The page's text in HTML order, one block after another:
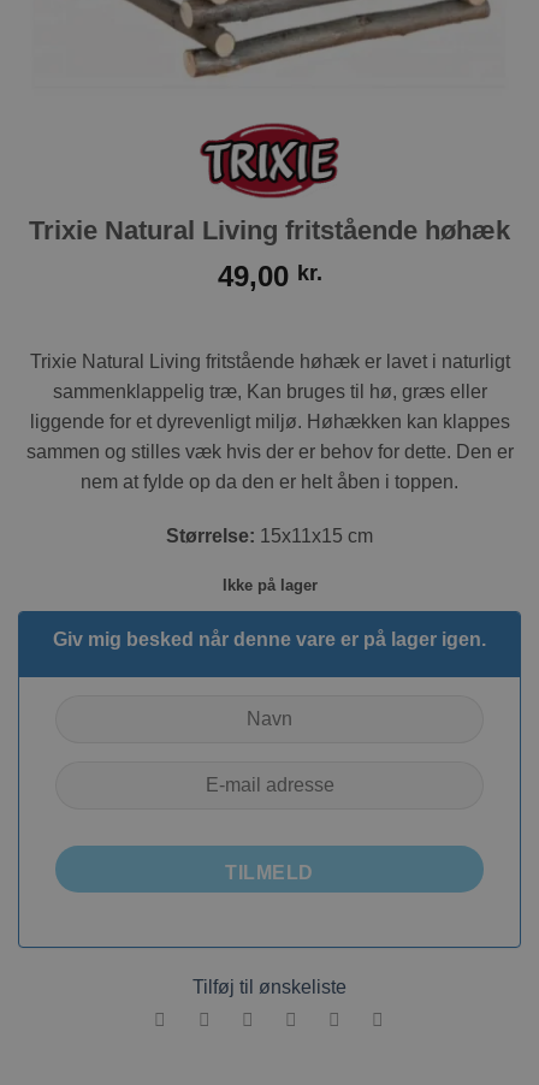
Trixie Natural Living fritstående høhæk
49,00 kr.
Trixie Natural Living fritstående høhæk er lavet i naturligt
sammenklappelig træ, Kan bruges til hø, græs eller
liggende for et dyrevenligt miljø. Høhækken kan klappes
sammen og stilles væk hvis der er behov for dette. Den er
nem at fylde op da den er helt åben i toppen.
Størrelse: 15x11x15 cm
Ikke på lager
Giv mig besked når denne vare er på lager igen.
TILMELD
Tilføj til ønskeliste